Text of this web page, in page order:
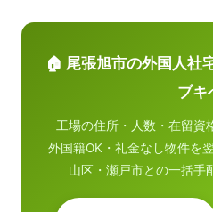
🏠 尾張旭市の外国人
ブキ
工場の住所・人数・在留資
外国籍OK・礼金なし物件を
山区・瀬戸市との一括手